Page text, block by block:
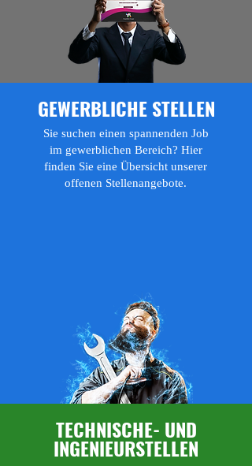
GEWERBLICHE STELLEN
Sie suchen einen spannenden Job
im gewerblichen Bereich? Hier
finden Sie eine Übersicht unserer
offenen Stellenangebote.
TECHNISCHE- UND
INGENIEURSTELLEN